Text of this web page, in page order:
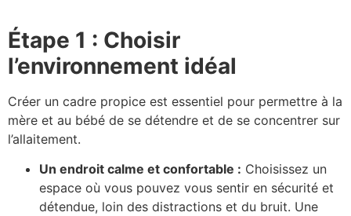
Étape 1 : Choisir
l’environnement idéal
Créer un cadre propice est essentiel pour permettre à la
mère et au bébé de se détendre et de se concentrer sur
l’allaitement.
Un endroit calme et confortable : Choisissez un
espace où vous pouvez vous sentir en sécurité et
détendue, loin des distractions et du bruit. Une